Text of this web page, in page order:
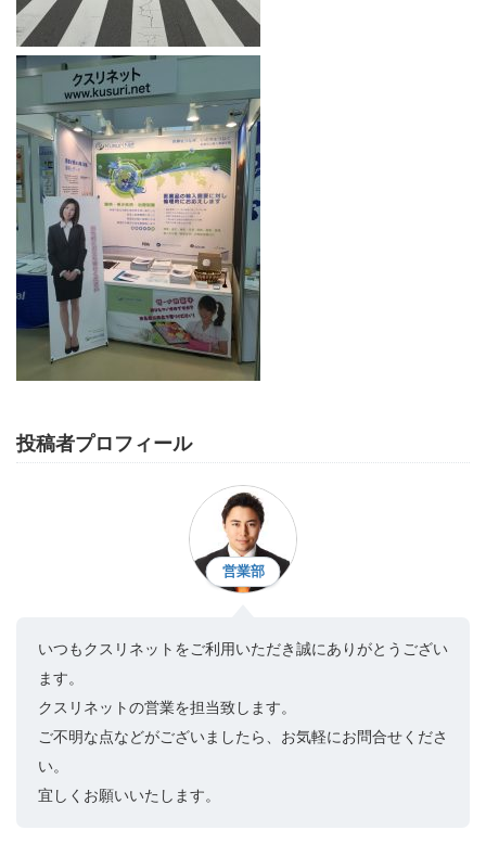
投稿者プロフィール
営業部
いつもクスリネットをご利用いただき誠にありがとうござい
ます。
クスリネットの営業を担当致します。
ご不明な点などがございましたら、お気軽にお問合せくださ
い。
宜しくお願いいたします。